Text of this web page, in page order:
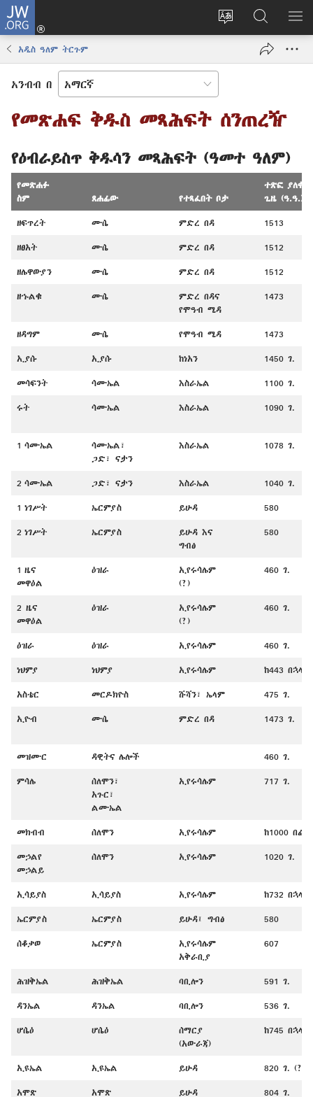
JW.ORG
የድረ
ግባ
(አዲስ
JW.ORG
ላይ
መፈለጊያ
አዲስ ዓለም ትርጉም
አንብብ በ
የመጽሐፍ ቅዱስ መጻሕፍት ሰንጠረዥ
የዕብራይስጥ ቅዱሳን መጻሕፍት (ዓመተ ዓለም)
የመጽሐፉ
ስም
ጸሐፊው የተጻፈበት ቦታ
ተጽፎ
ጊዜ (ዓ.ዓ.)
ዘፍጥረት ሙሴ ምድረ በዳ 1513
ዘፀአት ሙሴ ምድረ በዳ 1512
ዘሌዋውያን ሙሴ ምድረ በዳ 1512
ዘኁልቁ ሙሴ
ምድረ በዳና
የሞዓብ ሜዳ
1473
ዘዳግም ሙሴ የሞዓብ ሜዳ 1473
ኢያሱ ኢያሱ ከነአን 1450 ገ.
መሳፍንት ሳሙኤል እስራኤል 1100 ገ.
ሩት ሳሙኤል እስራኤል 1090 ገ.
1 ሳሙኤል
ሳሙኤል፣
ጋድ፣ ናታን
እስራኤል 1078 ገ.
2 ሳሙኤል ጋድ፣ ናታን እስራኤል 1040 ገ.
1 ነገሥት ኤርምያስ ይሁዳ 580
2 ነገሥት ኤርምያስ
ይሁዳ እና
ግብፅ
580
1 ዜና
መዋዕል
ዕዝራ
ኢየሩሳሌም
(?)
460 ገ.
2 ዜና
መዋዕል
ዕዝራ
ኢየሩሳሌም
(?)
460 ገ.
ዕዝራ ዕዝራ ኢየሩሳሌም 460 ገ.
ነህምያ ነህምያ ኢየሩሳሌም ከ443 በኋላ
አስቴር መርዶክዮስ ሹሻን፣ ኤላም 475 ገ.
ኢዮብ ሙሴ ምድረ በዳ 1473 ገ.
መዝሙር ዳዊትና ሌሎች 460 ገ.
ምሳሌ
ሰለሞን፣
አጉር፣
ልሙኤል
ኢየሩሳሌም 717 ገ.
መክብብ ሰለሞን ኢየሩሳሌም ከ1000 በፊት
መኃልየ
መኃልይ
ሰለሞን ኢየሩሳሌም 1020 ገ.
ኢሳይያስ ኢሳይያስ ኢየሩሳሌም ከ732 በኋላ
ኤርምያስ ኤርምያስ ይሁዳ፤ ግብፅ 580
ሰቆቃወ ኤርምያስ
ኢየሩሳሌም
አቅራቢያ
607
ሕዝቅኤል ሕዝቅኤል ባቢሎን 591 ገ.
ዳንኤል ዳንኤል ባቢሎን 536 ገ.
ሆሴዕ ሆሴዕ
ሰማርያ
(አውራጃ)
ከ745 በኋላ
ኢዩኤል ኢዩኤል ይሁዳ 820 ገ. (?)
አሞጽ አሞጽ ይሁዳ 804 ገ.